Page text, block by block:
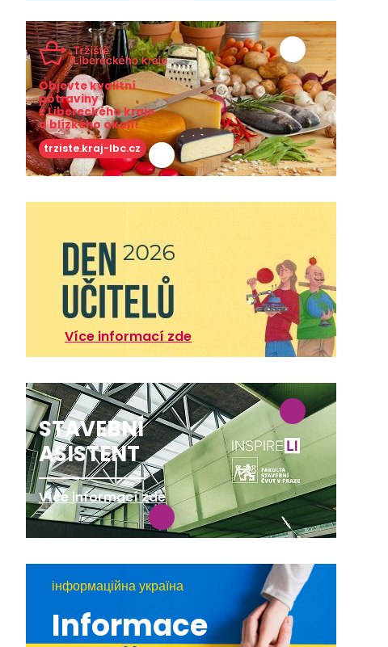
Objevte kvalitní
potraviny
z Libereckého kraje
a blízkého okolí!
trziste.kraj-lbc.cz
Více informací zde
STAVEBNÍ
ASISTENT
Více informací zde
інформаційна україна
Informace